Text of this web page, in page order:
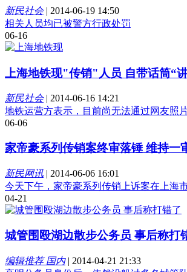
新民社会| 2014-06-19 14:50
相关人员均已被警方行政处罚
06-16
上海地铁现"传销"人员 自带话筒“
新民社会| 2014-06-16 14:21
地铁运营方表示，目前尚无法通过网友照
06-06
家帝豪系列传销案终审落锤 维持一
新民网讯 | 2014-06-06 16:01
今天下午，家帝豪系列传销上诉案在上海
04-21
城管围殴湖边散步公务员 事后称打
编辑推荐 国内| 2014-04-21 21:33